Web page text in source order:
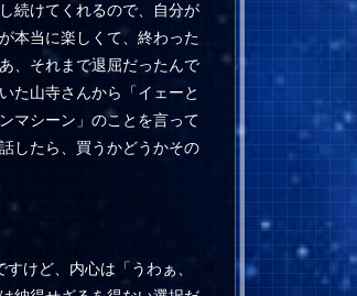
続けてくれるので、自分が
本当に楽しくて、終わった
、それまで退屈だったんで
た山寺さんから「イェーと
マシーン」のことを言って
したら、買うかどうかその
けど、内心は「うわぁ、